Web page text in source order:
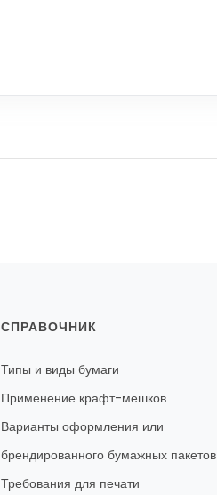
СПРАВОЧНИК
Типы и виды бумаги
Применение крафт-мешков
Варианты оформления или
брендированного бумажных пакетов
Требования для печати